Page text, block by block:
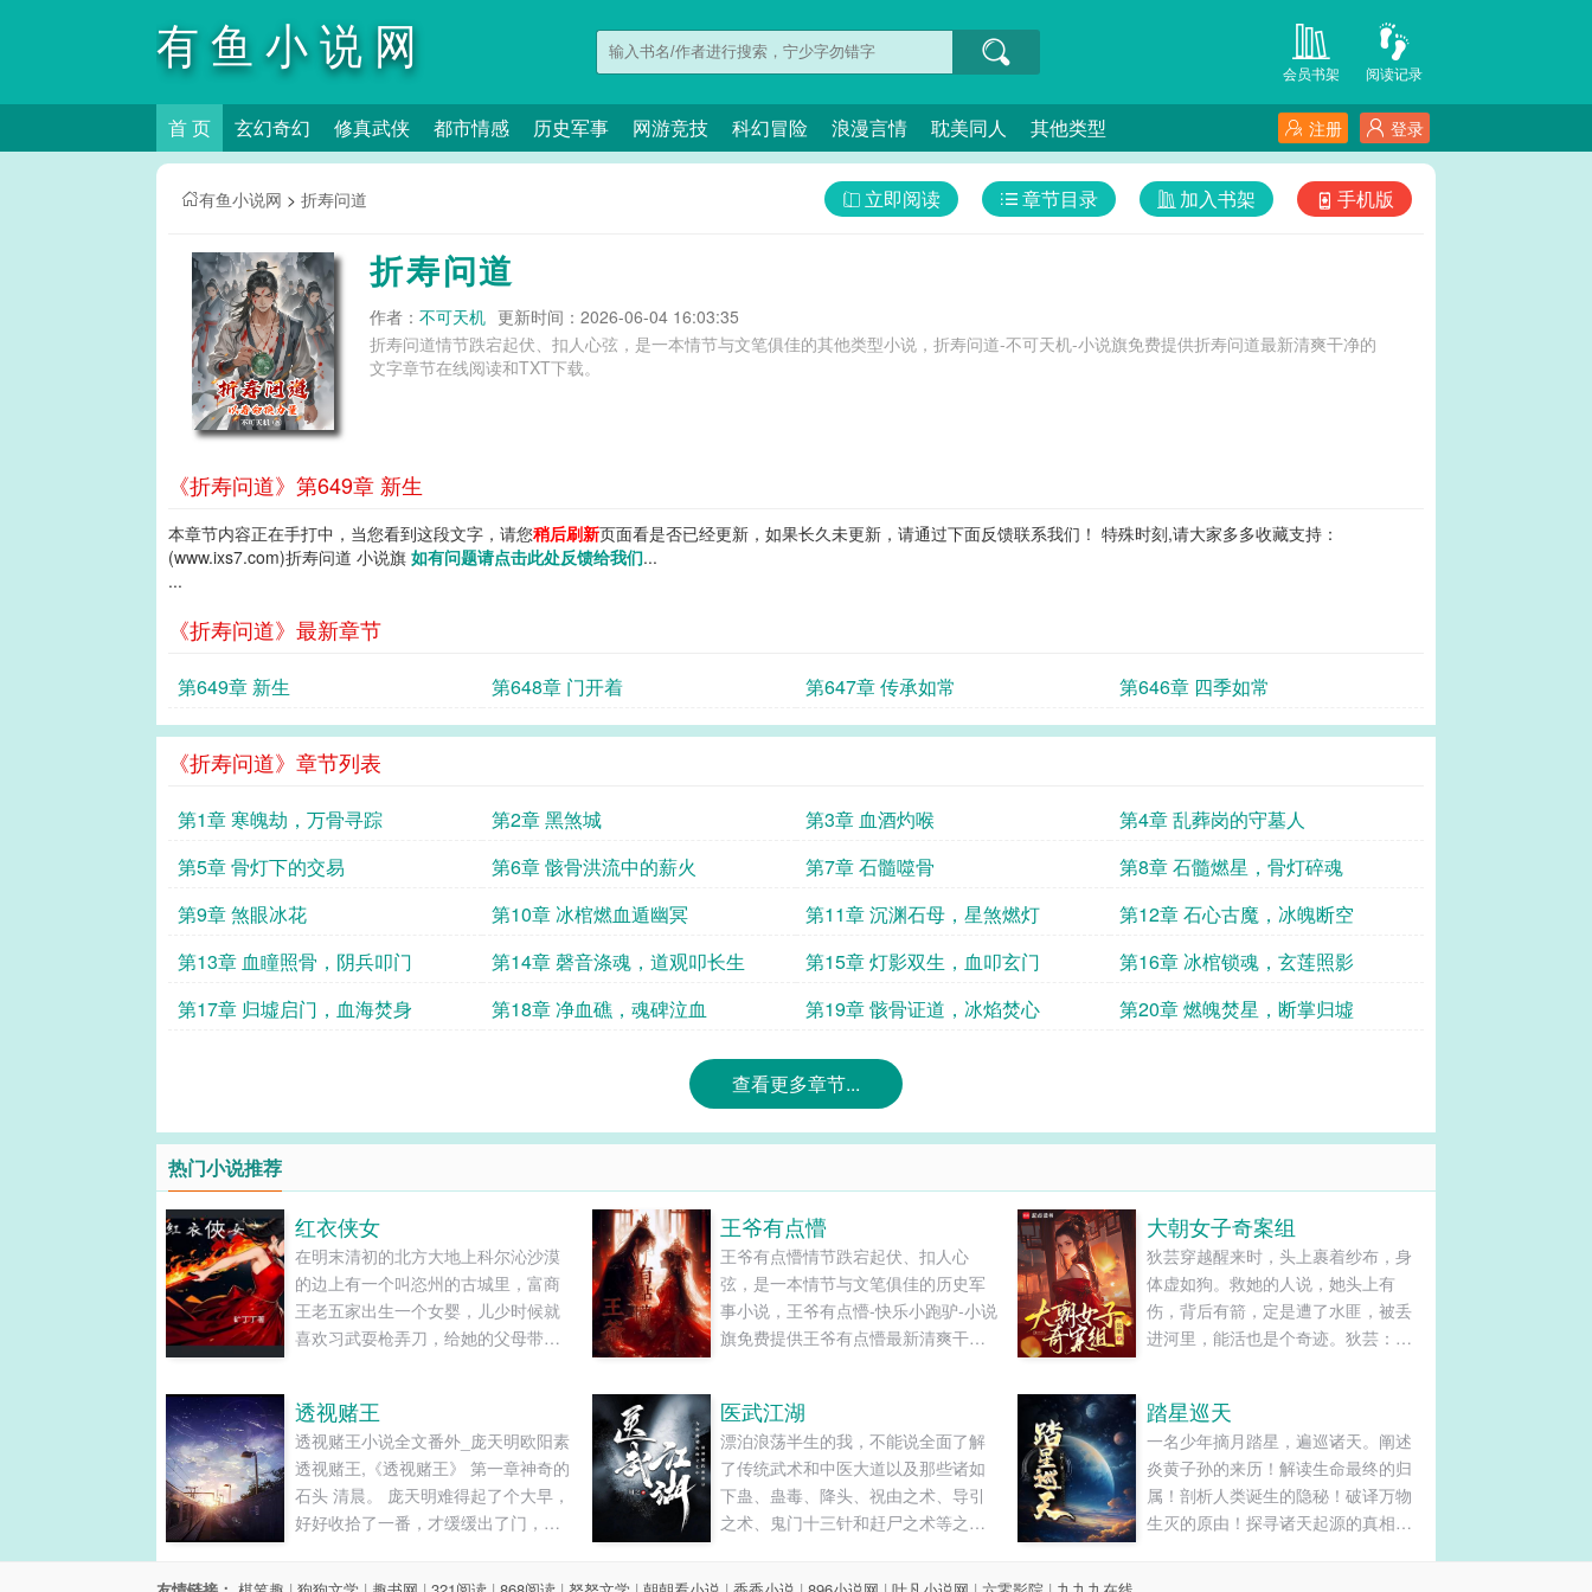
有鱼小说网 阅读记录
会员书架
首 页 玄幻奇幻 修真武侠 都市情感 历史军事 网游竞技 科幻冒险 浪漫言情 耽美同人 其他类型 登录
注册
有鱼小说网 > 折寿问道 手机版
加入书架
章节目录
立即阅读
折寿问道
作者： 不可天机 更新时间：2026-06-04 16:03:35
折寿问道情节跌宕起伏、扣人心弦，是一本情节与文笔俱佳的其他类型小说，折寿问道-不可天机-小说旗免费提供折寿问道最新清爽干净的
文字章节在线阅读和TXT下载。
《折寿问道》第649章 新生
本章节内容正在手打中，当您看到这段文字，请您稍后刷新页面看是否已经更新，如果长久未更新，请通过下面反馈联系我们！ 特殊时刻,请大家多多收藏支持：
(www.ixs7.com)折寿问道 小说旗 如有问题请点击此处反馈给我们...
...
《折寿问道》最新章节
第649章 新生 第648章 门开着 第647章 传承如常 第646章 四季如常
《折寿问道》章节列表
第1章 寒魄劫，万骨寻踪 第2章 黑煞城 第3章 血酒灼喉
第4章 乱葬岗的守墓人
第5章 骨灯下的交易
第6章 骸骨洪流中的薪火 第7章 石髓噬骨
第8章 石髓燃星，骨灯碎魂
第9章 煞眼冰花
第10章 冰棺燃血遁幽冥 第11章 沉渊石母，星煞燃灯
第12章 石心古魔，冰魄断空
第13章 血瞳照骨，阴兵叩门
第14章 磬音涤魂，道观叩长生 第15章 灯影双生，血叩玄门
第16章 冰棺锁魂，玄莲照影
第17章 归墟启门，血海焚身
第18章 净血礁，魂碑泣血 第19章 骸骨证道，冰焰焚心 第20章 燃魄焚星，断掌归墟
查看更多章节...
热门小说推荐
红衣侠女
在明末清初的北方大地上科尔沁沙漠
的边上有一个叫恣州的古城里，富商
王老五家出生一个女婴，儿少时候就
喜欢习武耍枪弄刀，给她的父母带来
头。这个丫头长大了可不得了，行侠
仗义，路见不平就出手，成为当地的
女豪杰大英雄！......
王爷有点懵
王爷有点懵情节跌宕起伏、扣人心
弦，是一本情节与文笔俱佳的历史军
事小说，王爷有点懵-快乐小跑驴-小说
旗免费提供王爷有点懵最新清爽干净
大朝女子奇案组
狄芸穿越醒来时，头上裹着纱布，身
体虚如狗。救她的人说，她头上有
伤，背后有箭，定是遭了水匪，被丢
进河里，能活也是个奇迹。狄芸：不
不能稀里糊涂再死。谁能想，遇到一
个柯南附体的皇帝大叔，走哪儿哪儿
死人，还老是被冤枉。小侯爷给皇帝
查案，脑袋天天挂在裤腰上。狄芸：
我来查。小侯爷：别找死……狄芸：
透视赌王
透视赌王小说全文番外_庞天明欧阳素
透视赌王,《透视赌王》 第一章神奇的
石头 清晨。 庞天明难得起了个大早，
好好收拾了一番，才缓缓出了门，朝
医武江湖
漂泊浪荡半生的我，不能说全面了解
了传统武术和中医大道以及那些诸如
下蛊、蛊毒、降头、祝由之术、导引
之术、鬼门十三针和赶尸之术等之类
类的学问。在这本书里，我会以我半
踏星巡天
一名少年摘月踏星，遍巡诸天。阐述
炎黄子孙的来历！解读生命最终的归
属！剖析人类诞生的隐秘！破译万物
生灭的原由！探寻诸天起源的真相！